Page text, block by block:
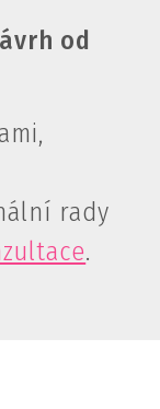
od
rady
.